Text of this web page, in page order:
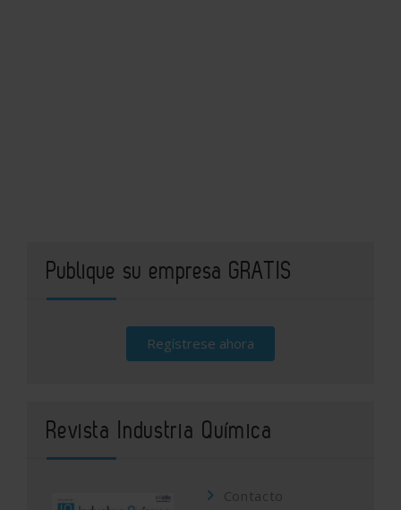
Publique su empresa GRATIS
Regístrese ahora
Revista Industria Química
Contacto